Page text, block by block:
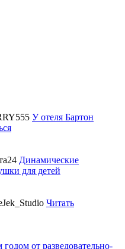
У отеля Бартон
Динамические
для детей
Читать
от разведовательно-